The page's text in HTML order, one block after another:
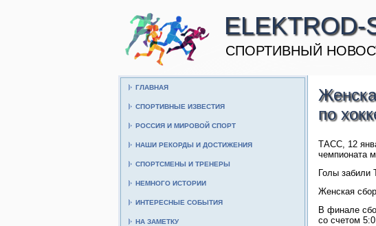
ELEKTROD-
CПОРТИВНЫЙ
ГЛАВНАЯ
СПОРТИВНЫЕ ИЗВЕСТИЯ
РОССИЯ И МИРОВОЙ СПОРТ
НАШИ РЕКОРДЫ И ДОСТИЖЕНИЯ
СПОРТСМЕНЫ И ТРЕНЕРЫ
НЕМНОГО ИСТОРИИ
ИНТЕРЕСНЫЕ СОБЫТИЯ
НА ЗАМЕТКУ
по
ТАСС, 12
чемпионата
Голы забили
Женская
В финале
со счетом